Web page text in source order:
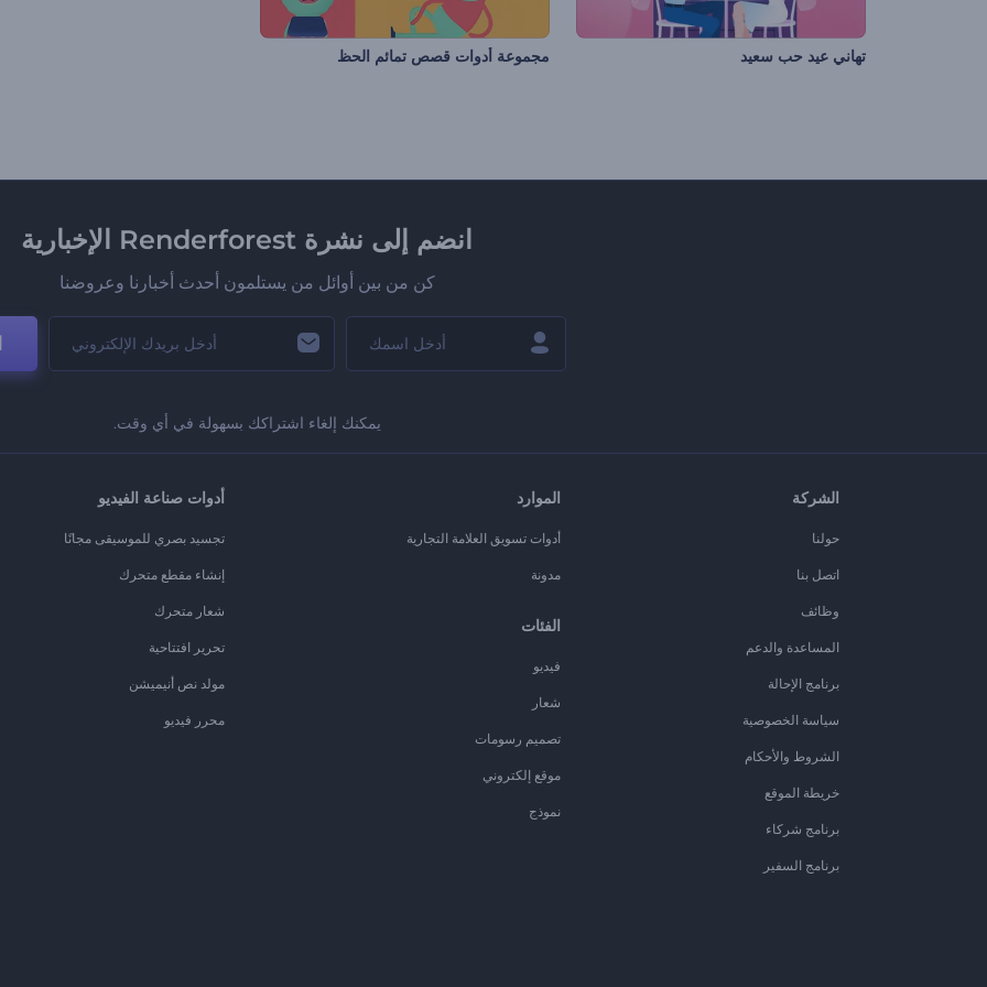
تهاني عيد حب سعيد مجموعة أدوات قصص تمائم الحظ
انضم إلى نشرة Renderforest الإخبارية
كن من بين أوائل من يستلمون أحدث أخبارنا وعروضنا
يمكنك إلغاء اشتراكك بسهولة في أي وقت.
الشركة
حولنا
اتصل بنا
وظائف
المساعدة والدعم
برنامج الإحالة
سياسة الخصوصية
الشروط والأحكام
خريطة الموقع
برنامج شركاء
برنامج السفير
الموارد
أدوات تسويق العلامة التجارية
مدونة
الفئات
فيديو
شعار
تصميم رسومات
موقع إلكتروني
نموذج
أدوات صناعة الفيديو
تجسيد بصري للموسيقى مجانًا
إنشاء مقطع متحرك
شعار متحرك
تحرير افتتاحية
مولد نص أنيميشن
محرر فيديو